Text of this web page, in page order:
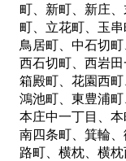
町、新町、新庄
町、立花町、玉串
鳥居町、中石切
西石切町、西岩田
箱殿町、花園西
鴻池町、東豊浦町
本庄中一丁目、本
南四条町、箕輪
路町、横枕、横